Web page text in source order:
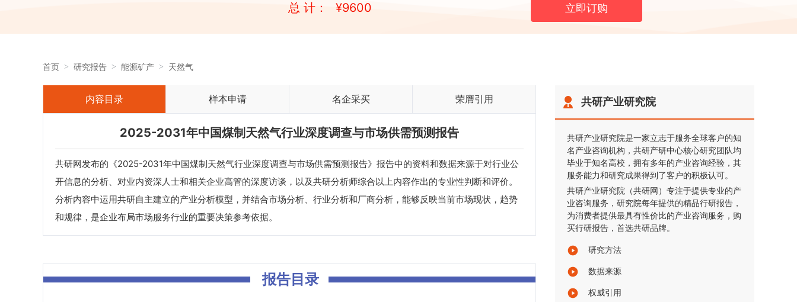
总 计： ¥9600 立即订购
首页 研究报告 能源矿产 天然气
内容目录 样本申请 名企采买 荣膺引用
2025-2031年中国煤制天然气行业深度调查与市场供需预测报告
共研网发布的《2025-2031年中国煤制天然气行业深度调查与市场供需预测报告》报告中的资料和数据来源于对行业公
开信息的分析、对业内资深人士和相关企业高管的深度访谈，以及共研分析师综合以上内容作出的专业性判断和评价。
分析内容中运用共研自主建立的产业分析模型，并结合市场分析、行业分析和厂商分析，能够反映当前市场现状，趋势
和规律，是企业布局市场服务行业的重要决策参考依据。
报告目录
共研产业研究院
共研产业研究院是一家立志于服务全球客户的知
名产业咨询机构，共研产研中心核心研究团队均
毕业于知名高校，拥有多年的产业咨询经验，其
服务能力和研究成果得到了客户的积极认可。
共研产业研究院（共研网）专注于提供专业的产
业咨询服务，研究院每年提供的精品行研报告，
为消费者提供最具有性价比的产业咨询服务，购
买行研报告，首选共研品牌。
研究方法
数据来源
权威引用